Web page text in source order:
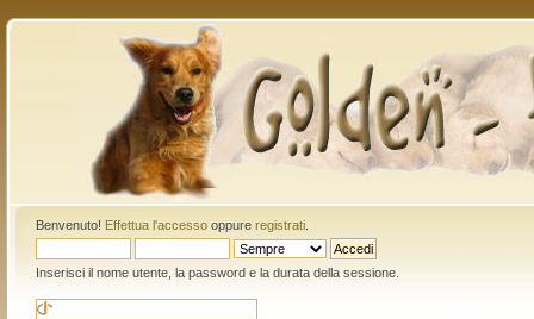
Benvenuto! Effettua l'accessooppure registrati.
Inserisci il nome utente, la password e la durata della sessione.